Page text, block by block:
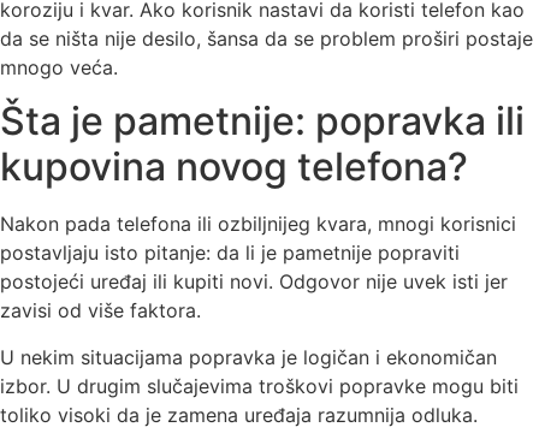
koroziju i kvar. Ako korisnik nastavi da koristi telefon kao
da se ništa nije desilo, šansa da se problem proširi postaje
mnogo veća.
Šta je pametnije: popravka ili
kupovina novog telefona?
Nakon pada telefona ili ozbiljnijeg kvara, mnogi korisnici
postavljaju isto pitanje: da li je pametnije popraviti
postojeći uređaj ili kupiti novi. Odgovor nije uvek isti jer
zavisi od više faktora.
U nekim situacijama popravka je logičan i ekonomičan
izbor. U drugim slučajevima troškovi popravke mogu biti
toliko visoki da je zamena uređaja razumnija odluka.